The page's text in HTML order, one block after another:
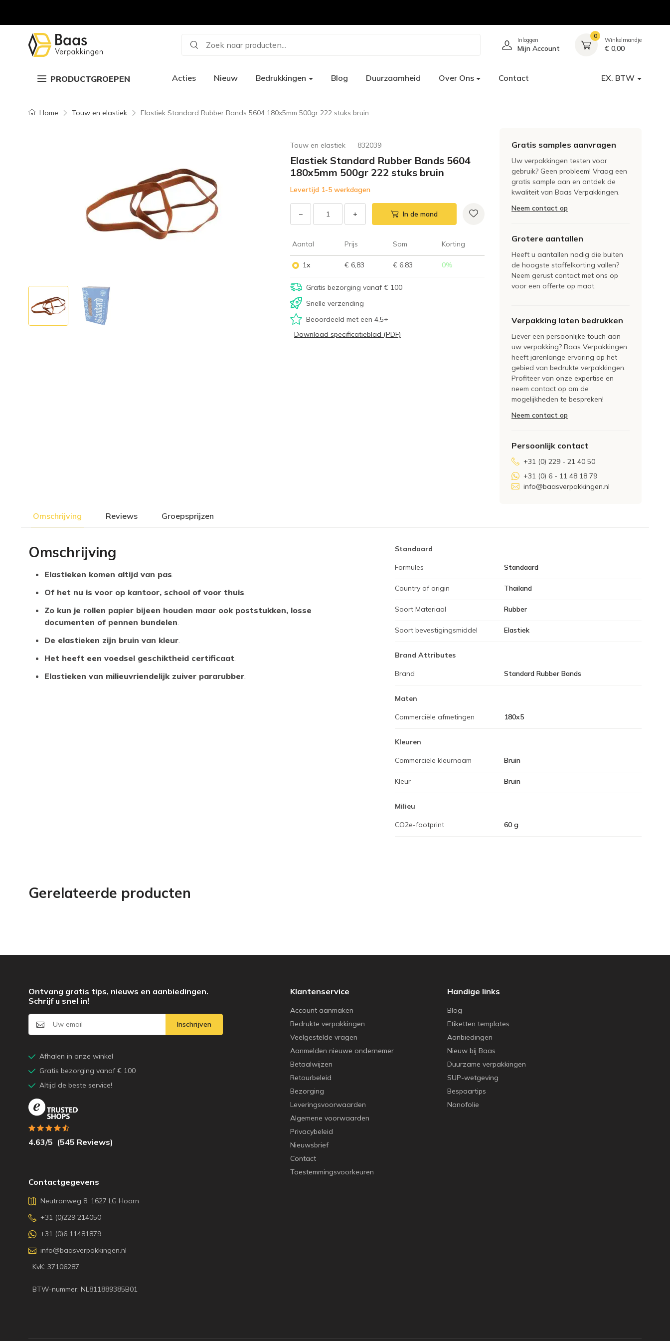
Zoek naar producten... Inloggen
Mijn Account
0
Winkelmandje
€ 0,00
PRODUCTGROEPEN Acties Nieuw Bedrukkingen Blog Duurzaamheid Over Ons Contact EX. BTW
Home Touw en elastiek Elastiek Standard Rubber Bands 5604 180x5mm 500gr 222 stuks bruin
Touw en elastiek 832039
Elastiek Standard Rubber Bands 5604
180x5mm 500gr 222 stuks bruin
Levertijd 1-5 werkdagen
− + In de mand
Aantal Prijs Som Korting
1x € 6,83 € 6,83 0%
Gratis bezorging vanaf € 100
Snelle verzending
Beoordeeld met een 4,5+
Download specificatieblad (PDF)
Gratis samples aanvragen
Uw verpakkingen testen voor
gebruik? Geen probleem! Vraag een
gratis sample aan en ontdek de
kwaliteit van Baas Verpakkingen.
Neem contact op
Grotere aantallen
Heeft u aantallen nodig die buiten
de hoogste staffelkorting vallen?
Neem gerust contact met ons op
voor een offerte op maat.
Verpakking laten bedrukken
Liever een persoonlijke touch aan
uw verpakking? Baas Verpakkingen
heeft jarenlange ervaring op het
gebied van bedrukte verpakkingen.
Profiteer van onze expertise en
neem contact op om de
mogelijkheden te bespreken!
Neem contact op
Persoonlijk contact
+31 (0) 229 - 21 40 50
+31 (0) 6 - 11 48 18 79
info@baasverpakkingen.nl
Omschrijving Reviews Groepsprijzen
Omschrijving
Elastieken komen altijd van pas.
Of het nu is voor op kantoor, school of voor thuis.
Zo kun je rollen papier bijeen houden maar ook poststukken, losse
documenten of pennen bundelen.
De elastieken zijn bruin van kleur.
Het heeft een voedsel geschiktheid certificaat.
Elastieken van milieuvriendelijk zuiver pararubber.
Standaard
Formules Standaard
Country of origin Thailand
Soort Materiaal Rubber
Soort bevestigingsmiddel Elastiek
Brand Attributes
Brand Standard Rubber Bands
Maten
Commerciële afmetingen 180x5
Kleuren
Commerciële kleurnaam Bruin
Kleur Bruin
Milieu
CO2e-footprint 60 g
Gerelateerde producten
Klantenservice
Account aanmaken
Bedrukte verpakkingen
Veelgestelde vragen
Aanmelden nieuwe ondernemer
Betaalwijzen
Retourbeleid
Bezorging
Leveringsvoorwaarden
Algemene voorwaarden
Privacybeleid
Nieuwsbrief
Contact
Toestemmingsvoorkeuren
Handige links
Blog
Etiketten templates
Aanbiedingen
Nieuw bij Baas
Duurzame verpakkingen
SUP-wetgeving
Bespaartips
Nanofolie
Contactgegevens
Neutronweg 8, 1627 LG Hoorn
+31 (0)229 214050
+31 (0)6 11481879
info@baasverpakkingen.nl
KvK: 37106287
BTW-nummer: NL811889385B01
Ontvang gratis tips, nieuws en aanbiedingen.
Schrijf u snel in!
Inschrijven
Afhalen in onze winkel
Gratis bezorging vanaf € 100
Altijd de beste service!
4.63/5 (545 Reviews)